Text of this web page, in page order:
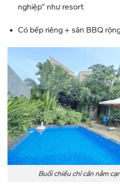
nghiệp” như resort
Có bếp riêng + sân BBQ
Buổi chiều chỉ cần nằm